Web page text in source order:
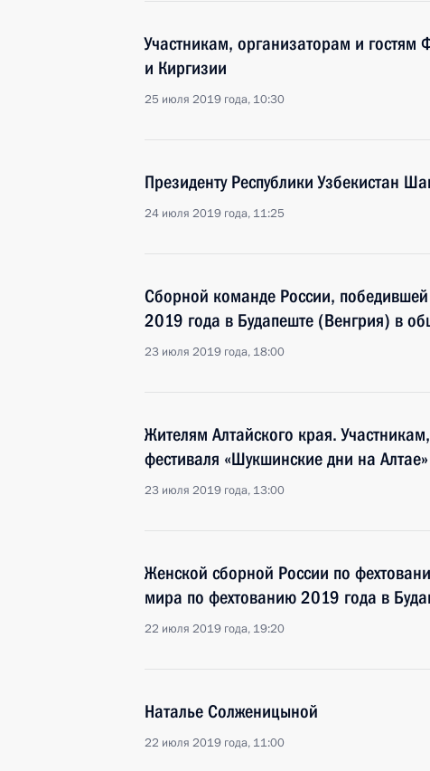
Участникам, организаторам и
и Киргизии
25 июля 2019 года, 10:30
Президенту Республики Узбекистан
24 июля 2019 года, 11:25
Сборной команде России,
2019 года в Будапеште (Венгрия) в
23 июля 2019 года, 18:00
Жителям Алтайского края.
фестиваля «Шукшинские дни на Алтае»
23 июля 2019 года, 13:00
Женской сборной России по
мира по фехтованию 2019 года в
22 июля 2019 года, 19:20
Наталье Солженицыной
22 июля 2019 года, 11:00